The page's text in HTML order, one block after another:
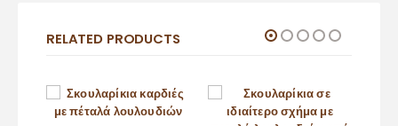
RELATED PRODUCTS